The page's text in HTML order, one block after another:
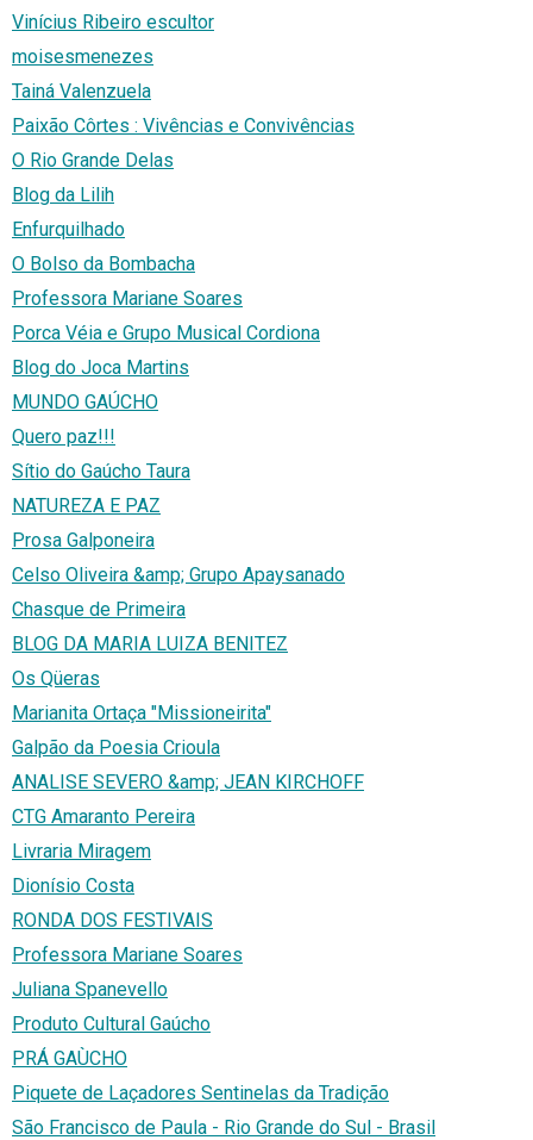
Vinícius Ribeiro escultor
moisesmenezes
Tainá Valenzuela
Paixão Côrtes : Vivências e Convivências
O Rio Grande Delas
Blog da Lilih
Enfurquilhado
O Bolso da Bombacha
Professora Mariane Soares
Porca Véia e Grupo Musical Cordiona
Blog do Joca Martins
MUNDO GAÚCHO
Quero paz!!!
Sítio do Gaúcho Taura
NATUREZA E PAZ
Prosa Galponeira
Celso Oliveira &amp; Grupo Apaysanado
Chasque de Primeira
BLOG DA MARIA LUIZA BENITEZ
Os Qüeras
Marianita Ortaça "Missioneirita"
Galpão da Poesia Crioula
ANALISE SEVERO &amp; JEAN KIRCHOFF
CTG Amaranto Pereira
Livraria Miragem
Dionísio Costa
RONDA DOS FESTIVAIS
Professora Mariane Soares
Juliana Spanevello
Produto Cultural Gaúcho
PRÁ GAÙCHO
Piquete de Laçadores Sentinelas da Tradição
São Francisco de Paula - Rio Grande do Sul - Brasil